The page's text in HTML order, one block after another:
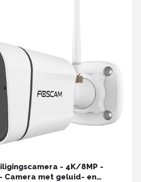
- 4K/8MP -
Camera met geluid- en